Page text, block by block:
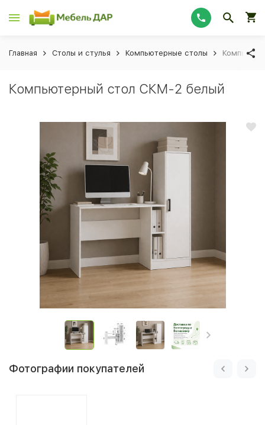
Главная Столы и стулья Компьютерные столы
Компьютерный стол СКМ-2 белый
Фотографии покупателей